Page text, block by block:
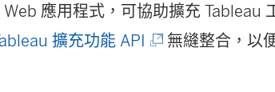
應用程式，可協助擴充 Tableau
擴充功能 API (
無縫整合，以